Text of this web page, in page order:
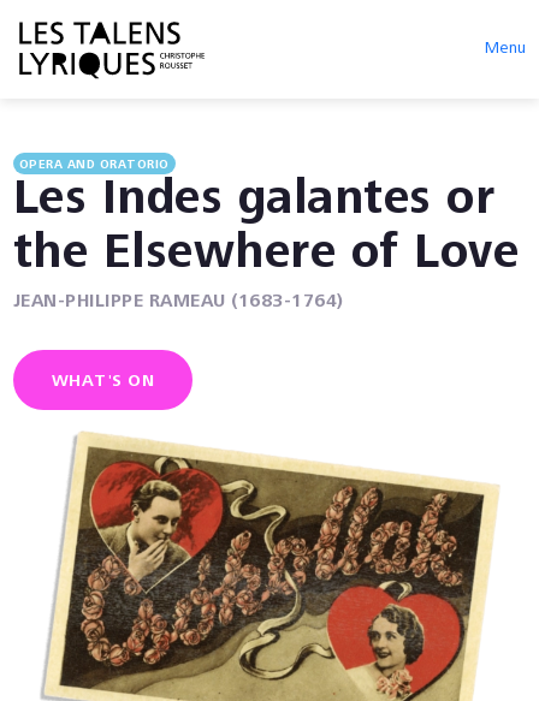
Menu
OPERA AND ORATORIO
Les Indes galantes or
the Elsewhere of Love
JEAN-PHILIPPE RAMEAU (1683-1764)
WHAT'S ON